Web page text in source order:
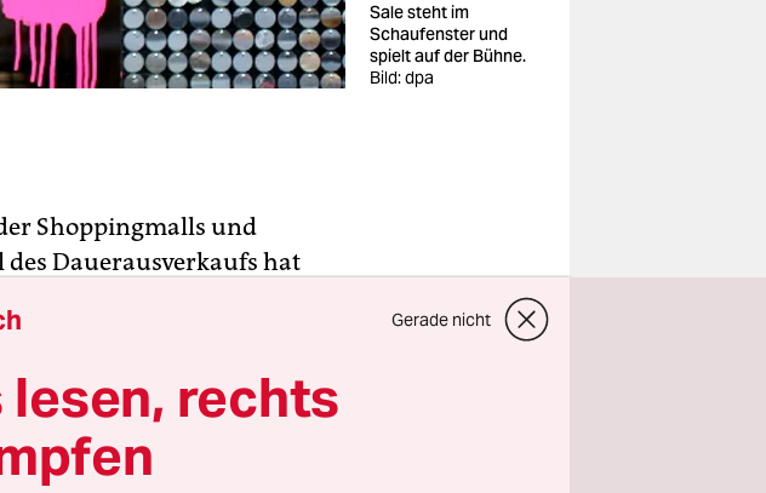
Sale steht im
Schaufenster und
spielt auf der Bühne.
Bild: dpa
Shoppingmalls und
Dauerausverkaufs hat
über den
den Niedergang einer
Tristesse schildert.
ausgerechnet in
Gerade nicht
lesen, rechts